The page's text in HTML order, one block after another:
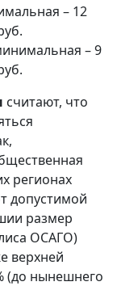
– 12
– 9
считают, что
регионах
допустимой
размер
ОСАГО)
верхней
(до нынешнего